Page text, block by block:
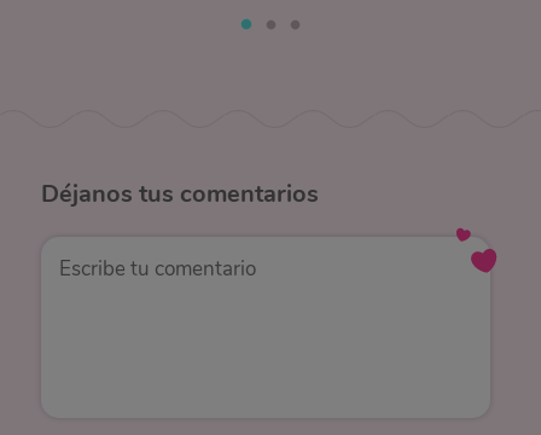
Déjanos tus comentarios